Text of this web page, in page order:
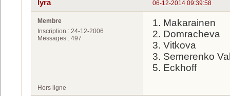
06-12-2014 09:39:58
lyra
Membre
Inscription : 24-12-2006
Messages : 497
1. Makarainen
2. Domracheva
3. Vitkova
3. Semerenko
5. Eckhoff
Hors ligne